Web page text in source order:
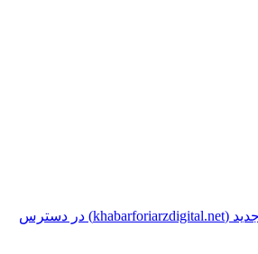
به دلیل فیلترینگ، دامنه جدید (khabarforiarzdigital.net) در دسترس